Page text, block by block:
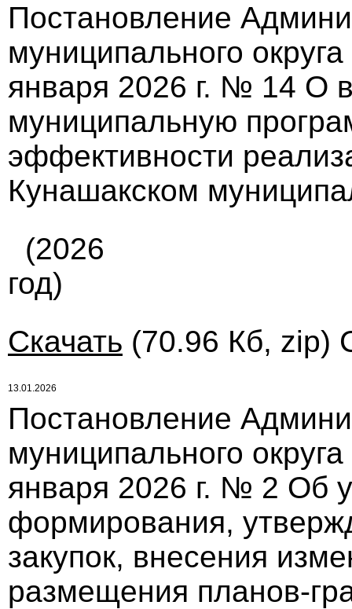
Постановление
муниципального
января 2026 г. № 14 О
муниципальную
эффективности
Кунашакском
(2026
год)
Скачать (70.96 Кб, zip)
13.01.2026
Постановление
муниципального
января 2026 г. № 2 Об
формирования,
закупок, внесения
размещения планов-